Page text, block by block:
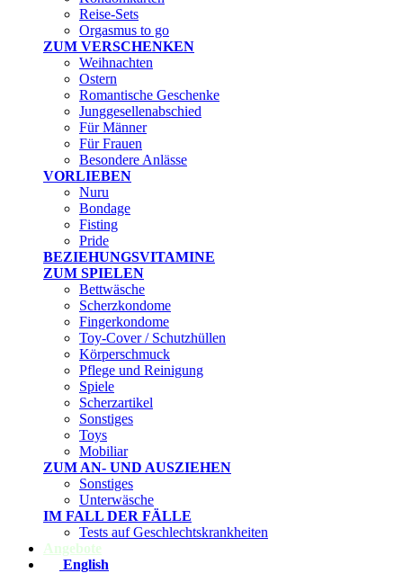
Reise-Sets
Orgasmus to go
ZUM VERSCHENKEN
Weihnachten
Ostern
Romantische Geschenke
Junggesellenabschied
Für Männer
Für Frauen
Besondere Anlässe
VORLIEBEN
Nuru
Bondage
Fisting
Pride
BEZIEHUNGSVITAMINE
ZUM SPIELEN
Bettwäsche
Scherzkondome
Fingerkondome
Toy-Cover / Schutzhüllen
Körperschmuck
Pflege und Reinigung
Spiele
Scherzartikel
Sonstiges
Toys
Mobiliar
ZUM AN- UND AUSZIEHEN
Sonstiges
Unterwäsche
IM FALL DER FÄLLE
Tests auf Geschlechtskrankheiten
Angebote
English